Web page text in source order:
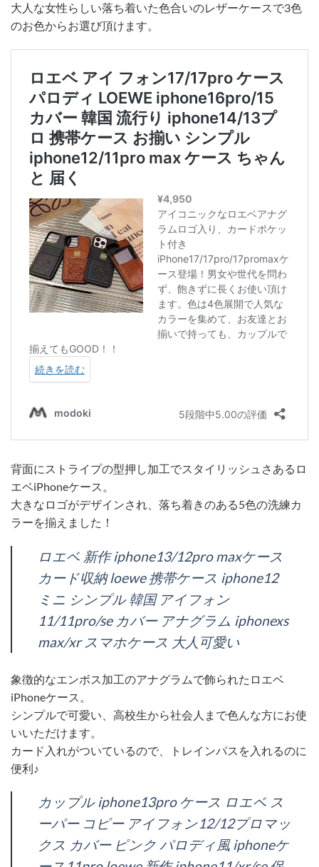
大人な女性らしい落ち着いた色合いのレザーケースで3色
のお色からお選び頂けます。
背面にストライプの型押し加工でスタイリッシュさあるロ
エベiPhoneケース。
大きなロゴがデザインされ、落ち着きのある5色の洗練カ
ラーを揃えました！
ロエベ 新作 iphone13/12pro maxケース
カード収納 loewe 携帯ケース iphone12
ミニ シンプル 韓国 アイフォン
11/11pro/se カバー アナグラム iphonexs
max/xr スマホケース 大人可愛い
象徴的なエンボス加工のアナグラムで飾られたロエベ
iPhoneケース。
シンプルで可愛い、高校生から社会人まで色んな方にお使
いいただけます。
カード入れがついているので、トレインパスを入れるのに
便利♪
カップル iphone13pro ケース ロエベ ス
ーパー コピー アイフォン12/12プロマッ
クス カバー ピンク パロディ風 iphoneケ